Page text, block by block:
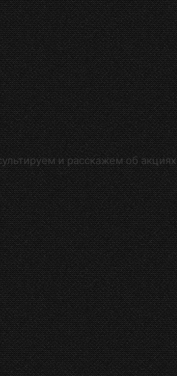
и расскажем об акциях